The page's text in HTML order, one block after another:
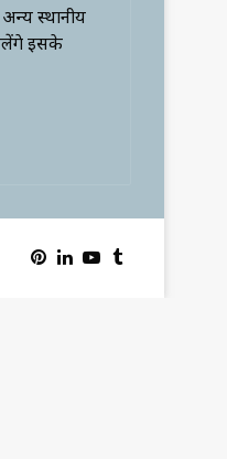
स्थानीय
इसके
Pinterest
LinkedIn
YouTube